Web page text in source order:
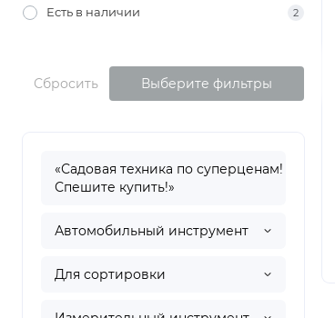
Есть в наличии 2
Сбросить Выберите фильтры
«Садовая техника по суперценам!
Спешите купить!»
Автомобильный инструмент
Для сортировки